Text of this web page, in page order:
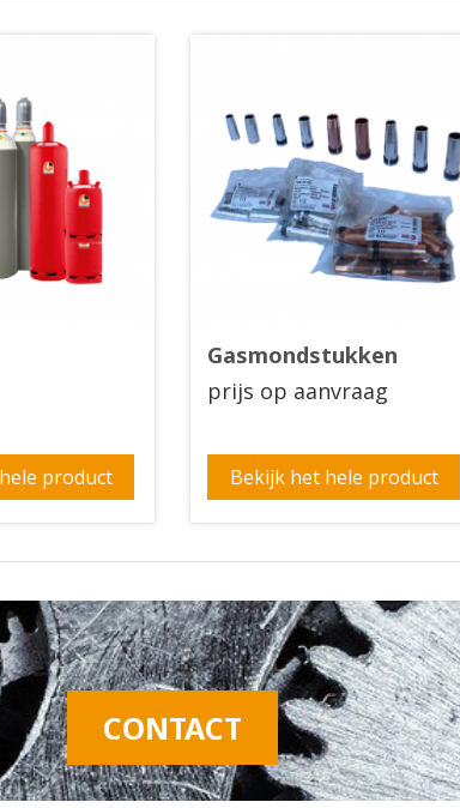
product
Gasmondstukken
prijs op aanvraag
Bekijk het hele product
CONTACT